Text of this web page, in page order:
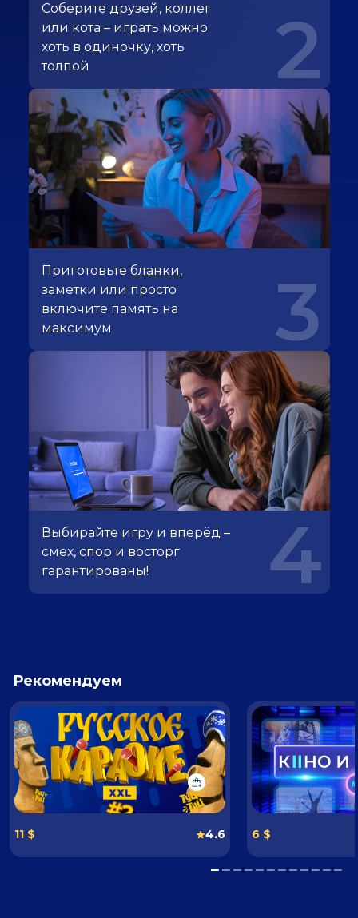
Соберите друзей, коллег
или кота – играть можно
хоть в одиночку, хоть
толпой
2
Приготовьте бланки,
заметки или просто
включите память на
максимум
3
Выбирайте игру и вперёд –
смех, спор и восторг
гарантированы!
4
Рекомендуем
11 $ 4.6 6 $